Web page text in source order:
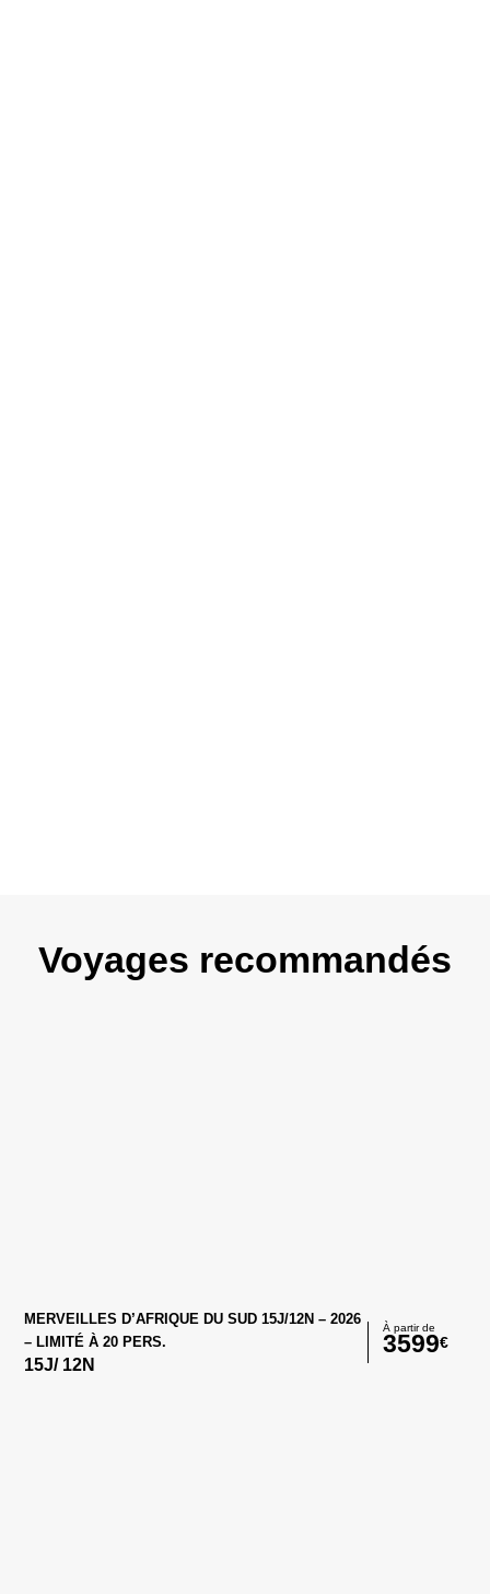
Voyages recommandés
MERVEILLES D’AFRIQUE DU SUD 15J/12N – 2026
– LIMITÉ À 20 PERS.
15J/ 12N
À partir de
3599€